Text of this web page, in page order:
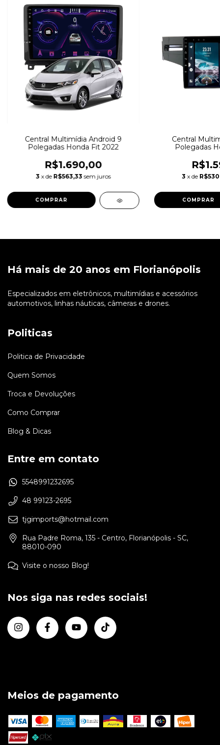
Central Multimídia Android 9
Polegadas Honda Fit 2022
R$1.690,00
3 x de R$563,33 sem juros
Central
Polegadas
3 x de
Há mais de 20 anos em Florianópolis
Especializados em eletrônicos, multimídias e acessórios
automotivos, linhas náuticas, câmeras e drones.
Politicas
Politica de Privacidade
Quem Somos
Troca e Devoluções
Como Comprar
Blog & Dicas
Entre em contato
5548991232695
48 99123-2695
tjgimports@hotmail.com
Rua Padre Roma, 135 - Centro, Florianópolis - SC,
88010-090
Visite o nosso Blog!
Nos siga nas redes sociais!
Meios de pagamento